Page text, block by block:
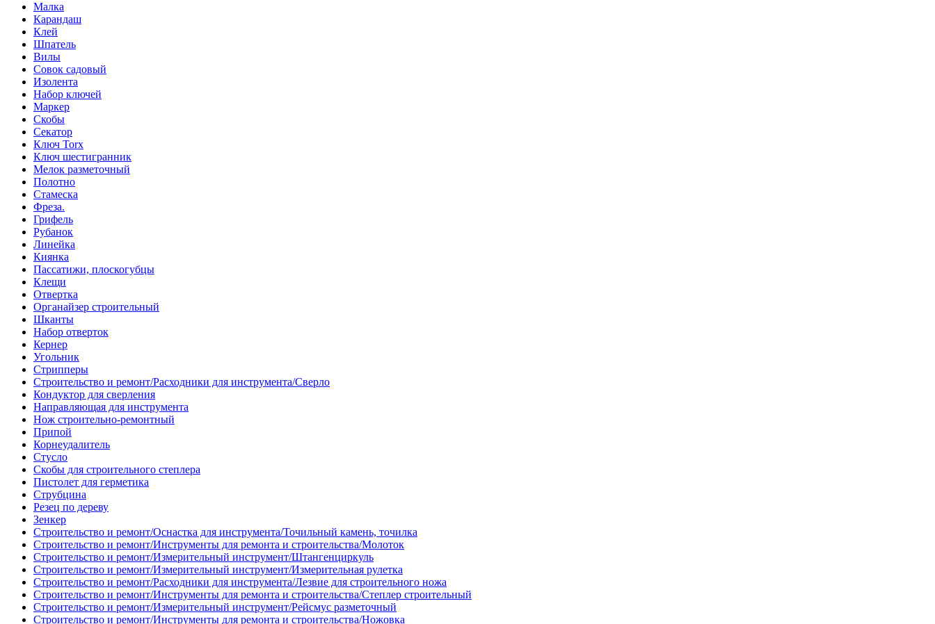
Малка
Карандаш
Клей
Шпатель
Вилы
Совок садовый
Изолента
Набор ключей
Маркер
Скобы
Секатор
Ключ Torx
Ключ шестигранник
Мелок разметочный
Полотно
Стамеска
Фреза.
Грифель
Рубанок
Линейка
Киянка
Пассатижи, плоскогубцы
Клещи
Отвертка
Органайзер строительный
Шканты
Набор отверток
Кернер
Угольник
Стрипперы
Строительство и ремонт/Расходники для инструмента/Сверло
Кондуктор для сверления
Направляющая для инструмента
Нож строительно-ремонтный
Припой
Корнеудалитель
Стусло
Скобы для строительного степлера
Пистолет для герметика
Струбцина
Резец по дереву
Зенкер
Строительство и ремонт/Оснастка для инструмента/Точильный камень, точилка
Строительство и ремонт/Инструменты для ремонта и строительства/Молоток
Строительство и ремонт/Измерительный инструмент/Штангенциркуль
Строительство и ремонт/Измерительный инструмент/Измерительная рулетка
Строительство и ремонт/Расходники для инструмента/Лезвие для строительного ножа
Строительство и ремонт/Инструменты для ремонта и строительства/Степлер строительный
Строительство и ремонт/Измерительный инструмент/Рейсмус разметочный
Строительство и ремонт/Инструменты для ремонта и строительства/Ножовка